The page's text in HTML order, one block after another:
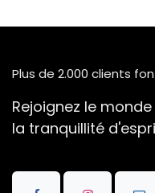
Plus de 2.000 clients
Rejoignez le
la tranquillité